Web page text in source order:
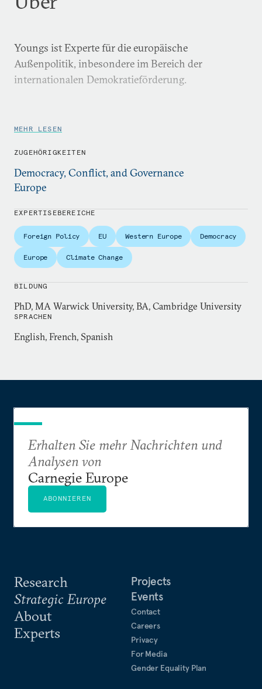
Youngs ist Experte für die europäische
Außenpolitik, inbesondere im Bereich der
internationalen Demokratieförderung.
MEHR LESEN
ZUGEHÖRIGKEITEN
Democracy, Conflict, and Governance
Europe
EXPERTISEBEREICHE
Foreign Policy EU Western Europe Democracy
Europe Climate Change
BILDUNG
PhD, MA Warwick University, BA, Cambridge University
SPRACHEN
English, French, Spanish
Research
Strategic Europe
About
Experts
Projects
Events
Contact
Careers
Privacy
For Media
Gender Equality Plan
Erhalten Sie mehr Nachrichten und
Analysen von
Carnegie Europe
ABONNIEREN